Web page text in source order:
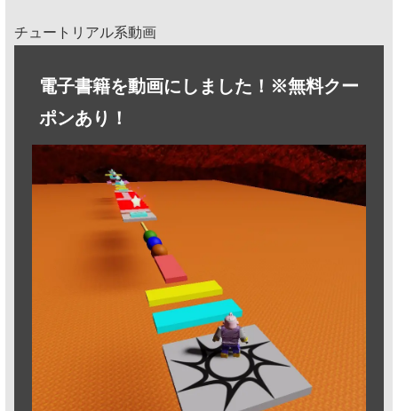
チュートリアル系動画
電子書籍を動画にしました！※無料クー
ポンあり！